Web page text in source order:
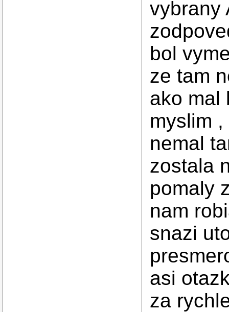
vybrany
bol
ze tam
ako mal
myslim
nemal
zostala
pomaly
nam
snazi
asi
za